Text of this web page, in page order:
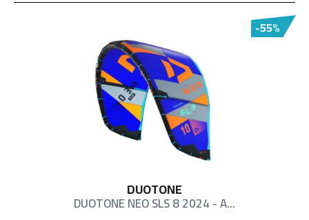
-55%
DUOTONE
DUOTONE NEO SLS 8 2024 - A...